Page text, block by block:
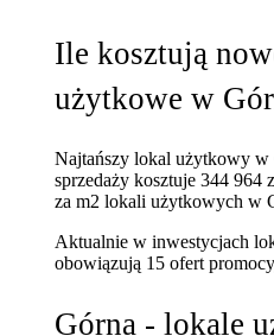
Ile kosztują
użytkowe w
Najtańszy lokal użytkowy w
sprzedaży kosztuje 344 964
za m2 lokali użytkowych w
Aktualnie w inwestycjach
obowiązują 15 ofert
Górna - lokale